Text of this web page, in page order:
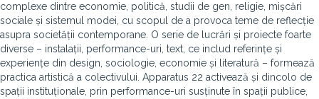
complexe dintre economie, politică, studii de gen, religie, mișcări
sociale și sistemul modei, cu scopul de a provoca teme de reflecție
asupra societății contemporane. O serie de lucrări și proiecte foarte
diverse – instalații, performance-uri, text, ce includ referințe și
experiențe din design, sociologie, economie și literatură – formează
practica artistică a colectivului. Apparatus 22 activează și dincolo de
spații instituționale, prin performance-uri susținute în spații publice,